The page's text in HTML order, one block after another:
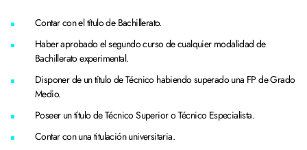
Contar con el título de Bachillerato.
Haber aprobado el segundo curso de cualquier modalidad de
Bachillerato experimental.
Disponer de un título de Técnico habiendo superado una FP de Grado
Medio.
Poseer un título de Técnico Superior o Técnico Especialista.
Contar con una titulación universitaria.